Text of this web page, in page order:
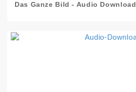
Das Ganze Bild - Audio Download